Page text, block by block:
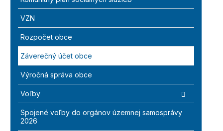
VZN
Rozpočet obce
Záverečný účet obce
Výročná správa obce
Voľby
Spojené voľby do orgánov územnej samosprávy
2026